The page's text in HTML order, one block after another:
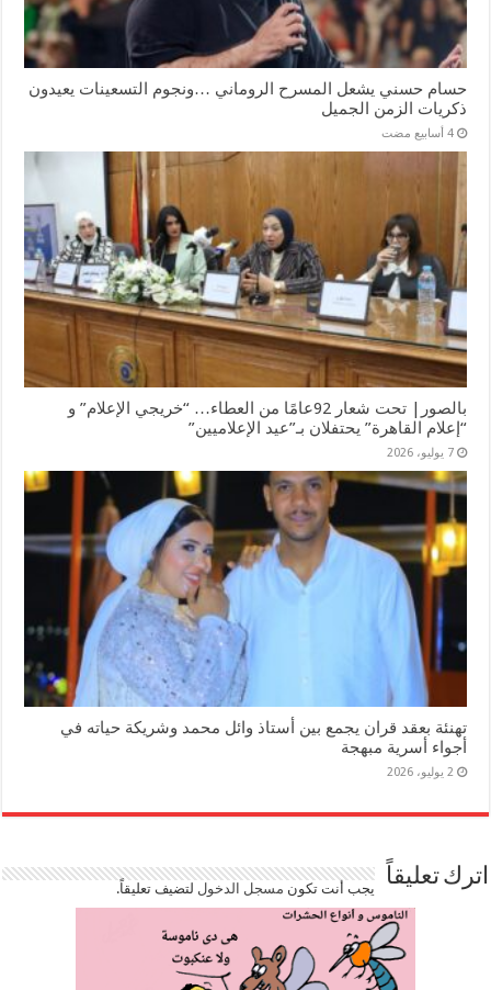
حسام حسني يشعل المسرح الروماني …ونجوم التسعينات يعيدون
ذكريات الزمن الجميل
بالصور| تحت شعار 92عامًا من العطاء… “خريجي الإعلام” و
“إعلام القاهرة” يحتفلان بـ”عيد الإعلاميين”
7 يوليو، 2026
تهنئة بعقد قران يجمع بين أستاذ وائل محمد وشريكة حياته في
أجواء أسرية مبهجة
2 يوليو، 2026
اترك تعليقاً يجب أنت تكون مسجل الدخوللتضيف تعليقاً.